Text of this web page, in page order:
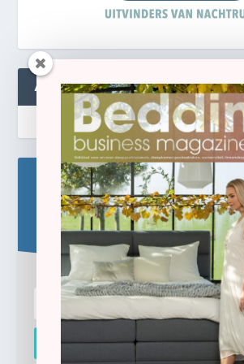
ABONNEREN
Blijf op de
Schrijf u hier in voor de gratis e-
Inschrijven